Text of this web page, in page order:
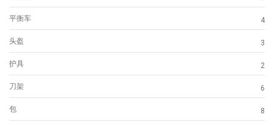
平衡车 4
头盔 3
护具 2
刀架 6
包 8